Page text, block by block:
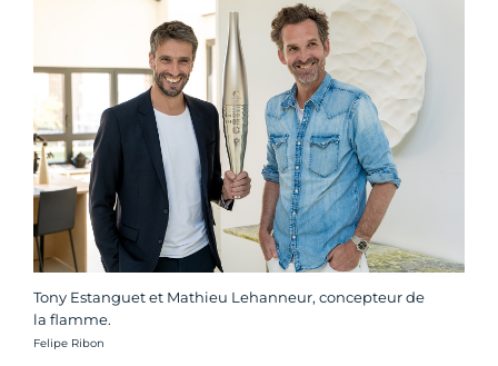
Tony Estanguet et Mathieu Lehanneur, concepteur de
la flamme.
Crédit photo :
Felipe Ribon